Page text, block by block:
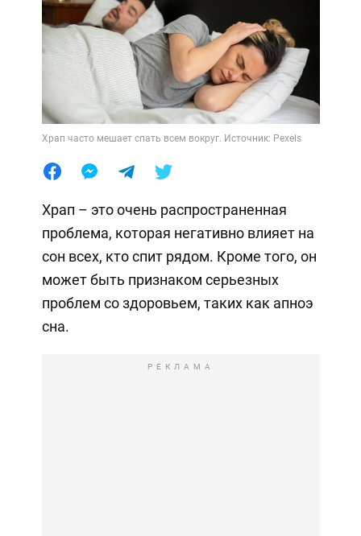
Храп часто мешает спать всем вокруг. Источник: Pexels
Храп – это очень распространенная
проблема, которая негативно влияет на
сон всех, кто спит рядом. Кроме того, он
может быть признаком серьезных
проблем со здоровьем, таких как апноэ
сна.
РЕКЛАМА